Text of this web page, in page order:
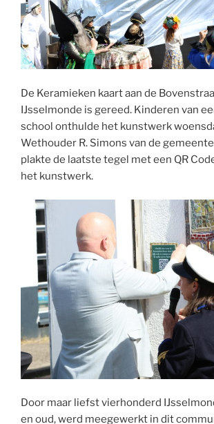
De Keramieken kaart aan de
IJsselmonde is gereed. Kinderen van
school onthulde het kunstwerk
Wethouder R. Simons van de
plakte de laatste tegel met een QR
het kunstwerk.
Door maar liefst vierhonderd
en oud, werd meegewerkt in dit